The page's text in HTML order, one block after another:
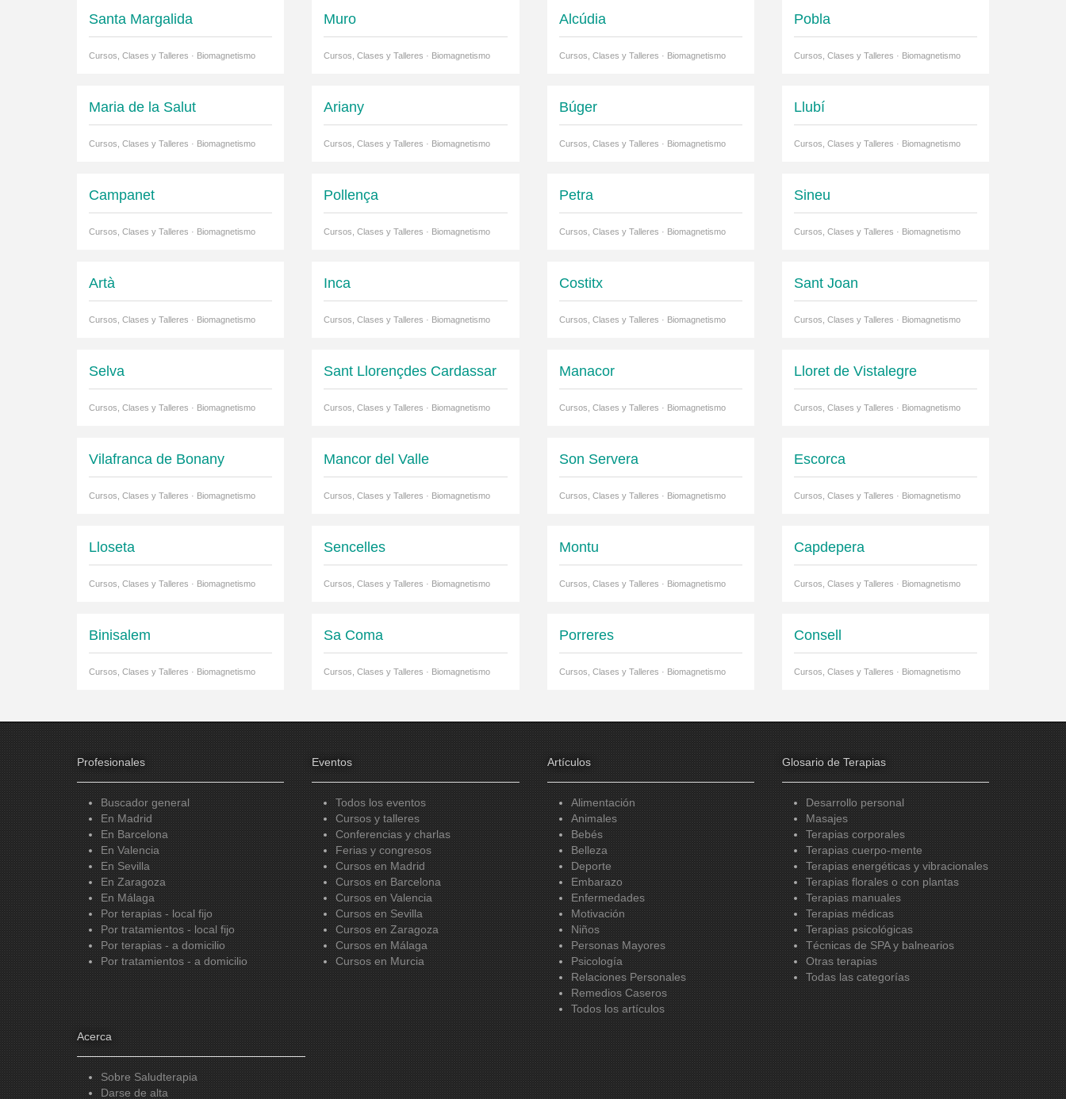
Santa Margalida
Cursos, Clases y Talleres · Biomagnetismo
Muro
Cursos, Clases y Talleres · Biomagnetismo
Alcúdia
Cursos, Clases y Talleres · Biomagnetismo
Pobla
Cursos, Clases y Talleres · Biomagnetismo
Maria de la Salut
Cursos, Clases y Talleres · Biomagnetismo
Ariany
Cursos, Clases y Talleres · Biomagnetismo
Búger
Cursos, Clases y Talleres · Biomagnetismo
Llubí
Cursos, Clases y Talleres · Biomagnetismo
Campanet
Cursos, Clases y Talleres · Biomagnetismo
Pollença
Cursos, Clases y Talleres · Biomagnetismo
Petra
Cursos, Clases y Talleres · Biomagnetismo
Sineu
Cursos, Clases y Talleres · Biomagnetismo
Artà
Cursos, Clases y Talleres · Biomagnetismo
Inca
Cursos, Clases y Talleres · Biomagnetismo
Costitx
Cursos, Clases y Talleres · Biomagnetismo
Sant Joan
Cursos, Clases y Talleres · Biomagnetismo
Selva
Cursos, Clases y Talleres · Biomagnetismo
Sant Llorençdes Cardassar
Cursos, Clases y Talleres · Biomagnetismo
Manacor
Cursos, Clases y Talleres · Biomagnetismo
Lloret de Vistalegre
Cursos, Clases y Talleres · Biomagnetismo
Vilafranca de Bonany
Cursos, Clases y Talleres · Biomagnetismo
Mancor del Valle
Cursos, Clases y Talleres · Biomagnetismo
Son Servera
Cursos, Clases y Talleres · Biomagnetismo
Escorca
Cursos, Clases y Talleres · Biomagnetismo
Lloseta
Cursos, Clases y Talleres · Biomagnetismo
Sencelles
Cursos, Clases y Talleres · Biomagnetismo
Montu
Cursos, Clases y Talleres · Biomagnetismo
Capdepera
Cursos, Clases y Talleres · Biomagnetismo
Binisalem
Cursos, Clases y Talleres · Biomagnetismo
Sa Coma
Cursos, Clases y Talleres · Biomagnetismo
Porreres
Cursos, Clases y Talleres · Biomagnetismo
Consell
Cursos, Clases y Talleres · Biomagnetismo
Profesionales
Buscador general
En Madrid
En Barcelona
En Valencia
En Sevilla
En Zaragoza
En Málaga
Por terapias - local fijo
Por tratamientos - local fijo
Por terapias - a domicilio
Por tratamientos - a domicilio
Eventos
Todos los eventos
Cursos y talleres
Conferencias y charlas
Ferias y congresos
Cursos en Madrid
Cursos en Barcelona
Cursos en Valencia
Cursos en Sevilla
Cursos en Zaragoza
Cursos en Málaga
Cursos en Murcia
Artículos
Alimentación
Animales
Bebés
Belleza
Deporte
Embarazo
Enfermedades
Motivación
Niños
Personas Mayores
Psicología
Relaciones Personales
Remedios Caseros
Todos los artículos
Glosario de Terapias
Desarrollo personal
Masajes
Terapias corporales
Terapias cuerpo-mente
Terapias energéticas y vibracionales
Terapias florales o con plantas
Terapias manuales
Terapias médicas
Terapias psicológicas
Técnicas de SPA y balnearios
Otras terapias
Todas las categorías
Acerca
Sobre Saludterapia
Darse de alta